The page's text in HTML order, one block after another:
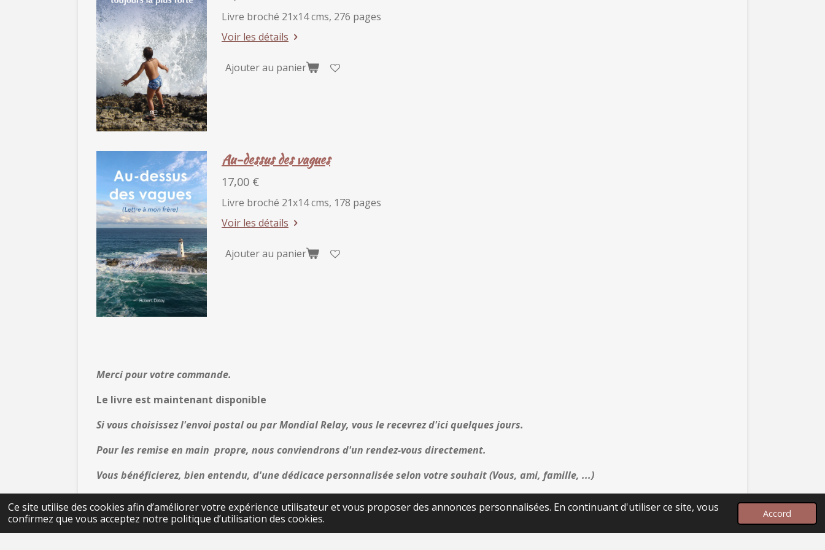
Ce site utilise des cookies afin d’améliorer votre expérience utilisateur et vous proposer des annonces personnalisées. En continuant d'utiliser ce site, vous
confirmez que vous acceptez notre politique d’utilisation des cookies.
Accord
Livre broché 21x14 cms, 276 pages
Voir les détails
Ajouter au panier
Au-dessus des vagues
17,00 €
Livre broché 21x14 cms, 178 pages
Voir les détails
Ajouter au panier
Merci pour votre commande.
Le livre est maintenant disponible
Si vous choisissez l'envoi postal ou par Mondial Relay, vous le recevrez d'ici quelques jours.
Pour les remise en main propre, nous conviendrons d'un rendez-vous directement.
Vous bénéficierez, bien entendu, d'une dédicace personnalisée selon votre souhait (Vous, ami, famille, ...)
Aller sur le site de Robert ALIGNETVOUS.TODAY